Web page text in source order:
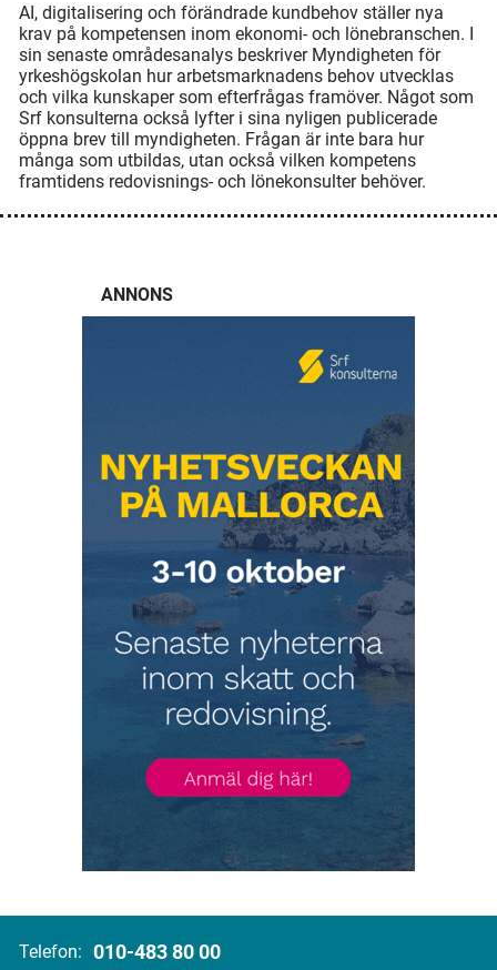
AI, digitalisering och förändrade kundbehov ställer nya
krav på kompetensen inom ekonomi- och lönebranschen. I
sin senaste områdesanalys beskriver Myndigheten för
yrkeshögskolan hur arbetsmarknadens behov utvecklas
och vilka kunskaper som efterfrågas framöver. Något som
Srf konsulterna också lyfter i sina nyligen publicerade
öppna brev till myndigheten. Frågan är inte bara hur
många som utbildas, utan också vilken kompetens
framtidens redovisnings- och lönekonsulter behöver.
ANNONS
Telefon: 010-483 80 00